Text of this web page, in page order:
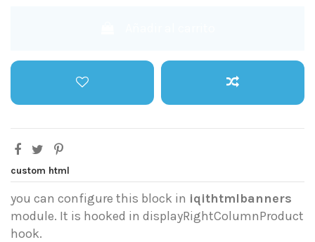
custom html
you can configure this block in iqithtmlbanners
module. It is hooked in displayRightColumnProduct
hook.